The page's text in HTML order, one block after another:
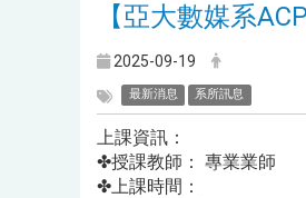
【亞大數媒系
2025-09-19
最新消息 系所訊息
上課資訊：
✤授課教師： 專業業師
✤上課時間：